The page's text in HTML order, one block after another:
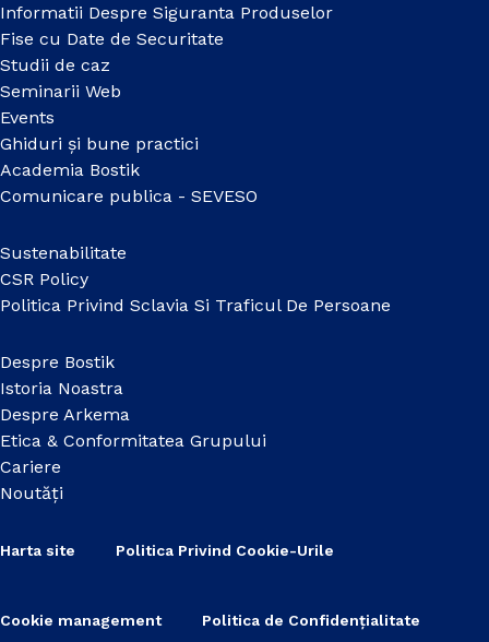
Informatii Despre Siguranta Produselor
Fise cu Date de Securitate
Studii de caz
Seminarii Web
Events
Ghiduri și bune practici
Academia Bostik
Comunicare publica - SEVESO
Sustenabilitate
CSR Policy
Politica Privind Sclavia Si Traficul De Persoane
Despre Bostik
Istoria Noastra
Despre Arkema
Etica & Conformitatea Grupului
Cariere
Noutăți
Harta site Politica Privind Cookie-Urile
Cookie management Politica de Confidențialitate